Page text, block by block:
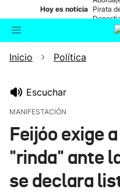
Hoy es noticia Pirata
Buscador
Inicio Política
Escuchar
MANIFESTACIÓN
Feijóo exige
"rinda" ante
se declara